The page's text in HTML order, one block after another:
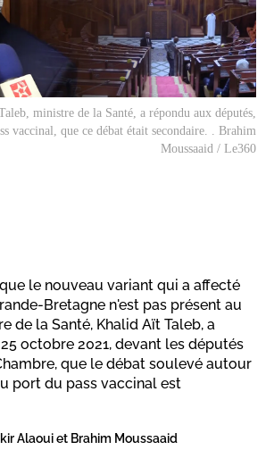
ministre de la Santé, a répondu aux députés,
vaccinal, que ce débat était secondaire. . Brahim
Moussaaid / Le360
le nouveau variant qui a affecté
Bretagne n'est pas présent au
de la Santé, Khalid Aït Taleb, a
octobre 2021, devant les députés
que le débat soulevé autour
port du pass vaccinal est
Alaoui et Brahim Moussaaid